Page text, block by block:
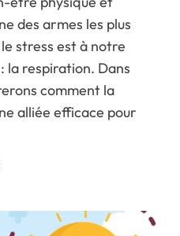
des armes les plus
stress est à notre
la respiration. Dans
comment la
alliée efficace pour